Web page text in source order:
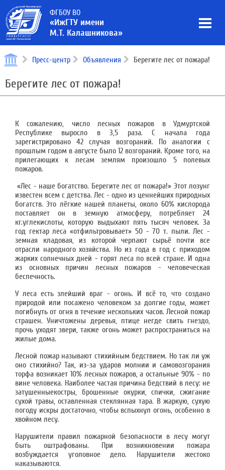
ФГБОУ ВО
«ИжГТУ имени
М.Т. Калашникова»
Пресс-центр Объявления Берегите лес от пожара!
Берегите лес от пожара!
К сожалению, число лесных пожаров в Удмуртской
Республике выросло в 3,5 раза. С начала года
зарегистрировано 42 случая возгораний. По аналогии с
прошлым годом в августе было 12 возгораний. Кроме того, на
прилегающих к лесам землям произошло 5 полевых
пожаров.
«Лес - наше богатство. Берегите лес от пожара!» Этот лозунг
известен всем с детства. Лес - одно из ценнейших природных
богатств. Это лёгкие нашей планеты, около 60% кислорода
поставляет он в земную атмосферу, потребляет 24
кг.углекислоты, которую выдыхают пять тысяч человек. За
год гектар леса «отфильтровывает» 50 - 70 т. пыли. Лес -
земная кладовая, из которой черпают сырьё почти все
отрасли народного хозяйства. Но из года в год с приходом
жарких солнечных дней - горят леса по всей стране. И одна
из основных причин лесных пожаров - человеческая
беспечность.
У леса есть злейший враг - огонь. И всё то, что создано
природой или посажено человеком за долгие годы, может
погибнуть от огня в течение нескольких часов. Лесной пожар
страшен. Уничтожены деревья, птице негде свить гнездо,
прочь уходят звери, также огонь может распространиться на
жилые дома.
Лесной пожар называют стихийным бедствием. Но так ли уж
оно стихийно? Так, из-за ударов молнии и самовозгорания
торфа возникает 10% лесных пожаров, а остальные 90% - по
вине человека. Наиболее частая причина бедствий в лесу: не
затушенныекостры, брошенные окурки, спички, сжигание
сухой травы, оставленная стеклянная тара. В жаркую, сухую
погоду искры достаточно, чтобы вспыхнул огонь, особенно в
хвойном лесу.
Нарушители правил пожарной безопасности в лесу могут
быть оштрафованы. При возникновении пожара
возбуждается уголовное дело. Нарушители жестоко
наказываются.